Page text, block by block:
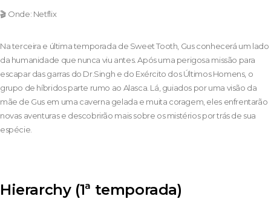
🎬 Onde: Netflix
Na terceira e última temporada de Sweet Tooth, Gus conhecerá um lado
da humanidade que nunca viu antes. Após uma perigosa missão para
escapar das garras do Dr.Singh e do Exército dos Últimos Homens, o
grupo de híbridos parte rumo ao Alasca. Lá, guiados por uma visão da
mãe de Gus em uma caverna gelada e muita coragem, eles enfrentarão
novas aventuras e descobrirão mais sobre os mistérios por trás de sua
espécie.
Hierarchy (1ª temporada)